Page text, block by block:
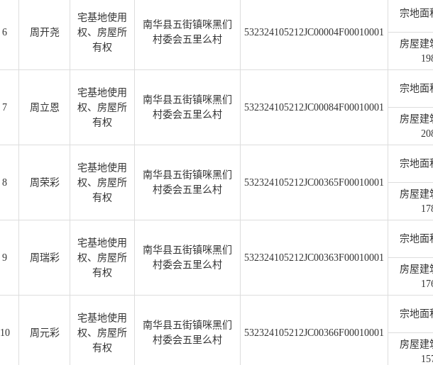
6 周开尧
宅基地使用
权、房屋所
有权
南华县五街镇咪黑们
村委会五里么村
532324105212JC00004F00010001
宗地面
房屋建
7 周立恩
宅基地使用
权、房屋所
有权
南华县五街镇咪黑们
村委会五里么村
532324105212JC00084F00010001
宗地面
房屋建
8 周荣彩
宅基地使用
权、房屋所
有权
南华县五街镇咪黑们
村委会五里么村
532324105212JC00365F00010001
宗地面
房屋建
9 周瑞彩
宅基地使用
权、房屋所
有权
南华县五街镇咪黑们
村委会五里么村
532324105212JC00363F00010001
宗地面
房屋建
10 周元彩
宅基地使用
权、房屋所
有权
南华县五街镇咪黑们
村委会五里么村
532324105212JC00366F00010001
宗地面
房屋建